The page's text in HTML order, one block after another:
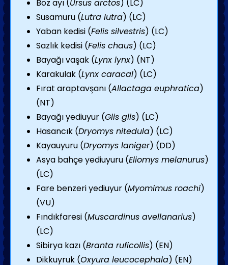
Boz ayı (Ursus arctos) (LC)
Susamuru (Lutra lutra) (LC)
Yaban kedisi (Felis silvestris) (LC)
Sazlık kedisi (Felis chaus) (LC)
Bayağı vaşak (Lynx lynx) (NT)
Karakulak (Lynx caracal) (LC)
Fırat araptavşanı (Allactaga euphratica)
(NT)
Bayağı yediuyur (Glis glis) (LC)
Hasancık (Dryomys nitedula) (LC)
Kayauyuru (Dryomys laniger) (DD)
Asya bahçe yediuyuru (Eliomys melanurus)
(LC)
Fare benzeri yediuyur (Myomimus roachi)
(VU)
Fındıkfaresi (Muscardinus avellanarius)
(LC)
Sibirya kazı (Branta ruficollis) (EN)
Dikkuyruk (Oxyura leucocephala) (EN)